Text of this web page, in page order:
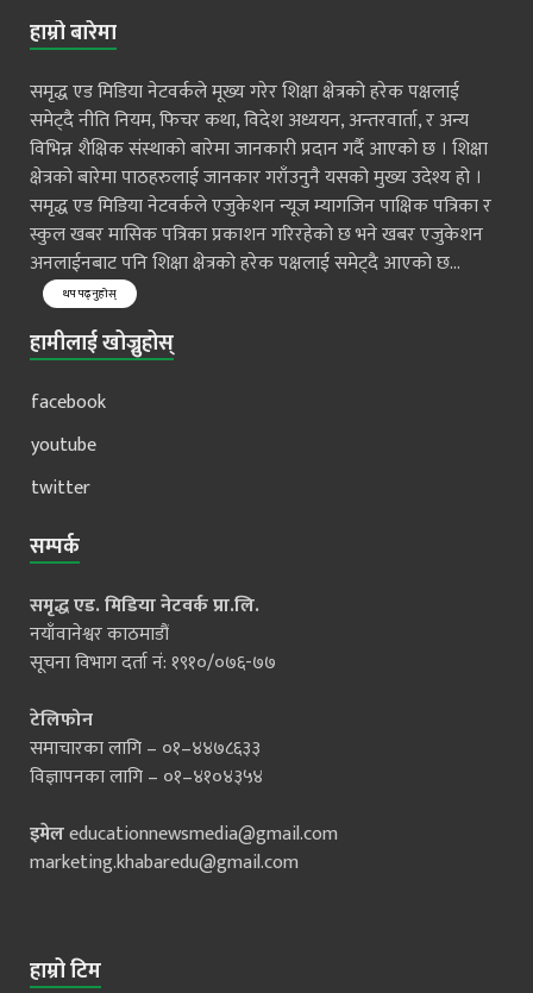
हाम्रो बारेमा
समृद्ध एड मिडिया नेटवर्कले मूख्य गरेर शिक्षा क्षेत्रको हरेक पक्षलाई
समेट्दै नीति नियम, फिचर कथा, विदेश अध्ययन, अन्तरवार्ता, र अन्य
विभिन्न शैक्षिक संस्थाको बारेमा जानकारी प्रदान गर्दै आएको छ । शिक्षा
क्षेत्रको बारेमा पाठहरुलाई जानकार गराँउनुनै यसको मुख्य उदेश्य हो ।
समृद्ध एड मिडिया नेटवर्कले एजुकेशन न्यूज म्यागजिन पाक्षिक पत्रिका र
स्कुल खबर मासिक पत्रिका प्रकाशन गरिरहेको छ भने खबर एजुकेशन
अनलाईनबाट पनि शिक्षा क्षेत्रको हरेक पक्षलाई समेट्दै आएको छ...
थप पढ्नुहोस्
हामीलाई खोज्नुहोस्
facebook
youtube
twitter
सम्पर्क
समृद्ध एड. मिडिया नेटवर्क प्रा.लि.
नयाँवानेश्वर काठमाडौं
सूचना विभाग दर्ता नं: १९१०/०७६-७७
टेलिफोन
समाचारका लागि – ०१–४४७८६३३
विज्ञापनका लागि – ०१–४१०४३५४
इमेलeducationnewsmedia@gmail.com
marketing.khabaredu@gmail.com
हाम्रो टिम